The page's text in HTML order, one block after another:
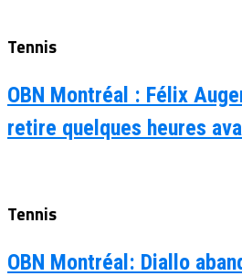
Tennis
OBN Montréal : Félix
retire quelques heures
Tennis
OBN Montréal: Diallo